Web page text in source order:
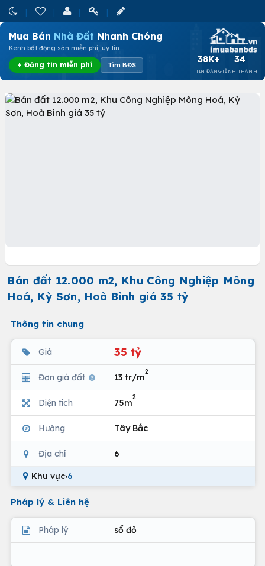
Mua Bán Nhà Đất Nhanh Chóng
Kênh bất động sản miễn phí, uy tín
+ Đăng tin miễn phí Tìm BĐS
38K+
TIN ĐĂNG
34
TỈNH THÀNH
Bán đất 12.000 m2, Khu Công Nghiệp Mông
Hoá, Kỳ Sơn, Hoà Bình giá 35 tỷ
Thông tin chung
Giá 35 tỷ
Đơn giá đất 13 tr/m
2
Diện tích 75m
2
Hướng Tây Bắc
Địa chỉ 6
Khu vực›6
Pháp lý & Liên hệ
Pháp lý sổ đỏ